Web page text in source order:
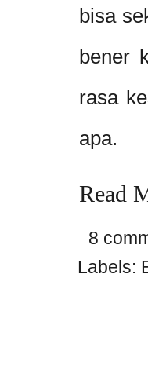
bisa
bener
rasa
apa.
Read
8
Labels: